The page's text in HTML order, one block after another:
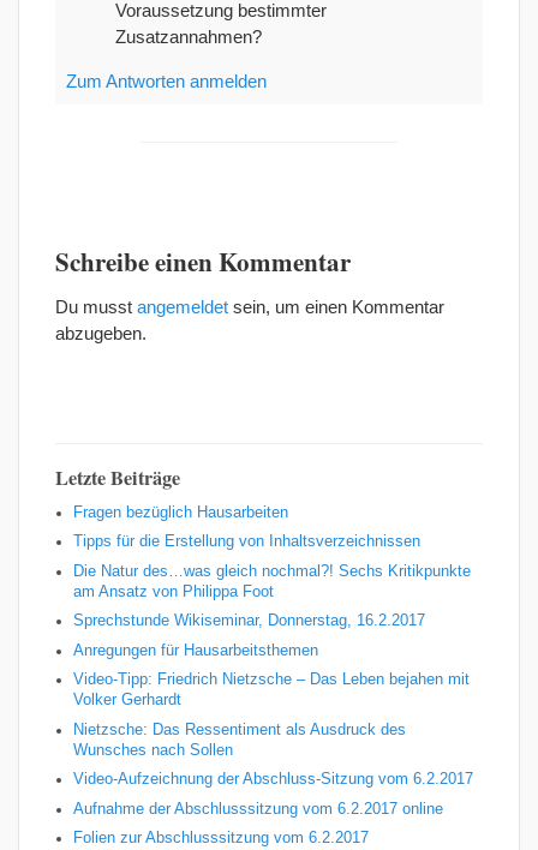
Voraussetzung bestimmter
Zusatzannahmen?
Zum Antworten anmelden
Schreibe einen Kommentar
Du musst angemeldet sein, um einen Kommentar
abzugeben.
Letzte Beiträge
Fragen bezüglich Hausarbeiten
Tipps für die Erstellung von Inhaltsverzeichnissen
Die Natur des…was gleich nochmal?! Sechs Kritikpunkte
am Ansatz von Philippa Foot
Sprechstunde Wikiseminar, Donnerstag, 16.2.2017
Anregungen für Hausarbeitsthemen
Video-Tipp: Friedrich Nietzsche – Das Leben bejahen mit
Volker Gerhardt
Nietzsche: Das Ressentiment als Ausdruck des
Wunsches nach Sollen
Video-Aufzeichnung der Abschluss-Sitzung vom 6.2.2017
Aufnahme der Abschlusssitzung vom 6.2.2017 online
Folien zur Abschlusssitzung vom 6.2.2017